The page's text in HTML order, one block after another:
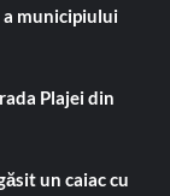
a municipiului
Plajei din
un caiac cu